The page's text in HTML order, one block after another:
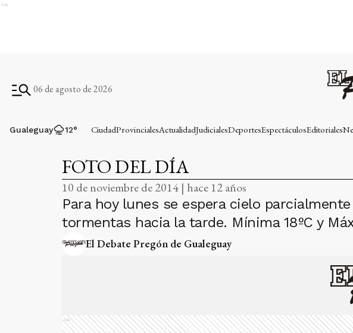
Ads
06 de agosto de 2026
Gualeguay 12° CiudadProvincialesActualidadJudicialesDeportesEspectáculosEditoriales
FOTO DEL DÍA
10 de noviembre de 2014 | hace 12 años
Para hoy lunes se espera cielo
tormentas hacia la tarde. Mínima 18ºC y
El Debate Pregón de Gualeguay
Ads